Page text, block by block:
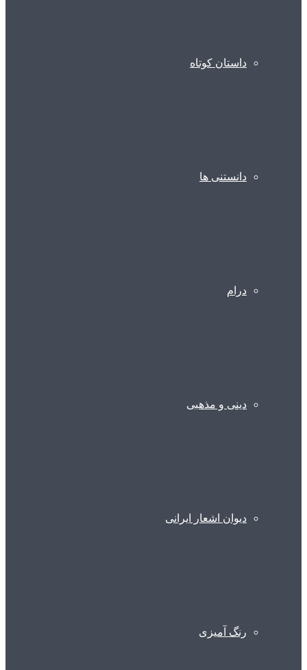
داستان کوتاه
دانستنی ها
درام
دینی و مذهبی
دیوان اشعار ایرانی
رنگ آمیزی